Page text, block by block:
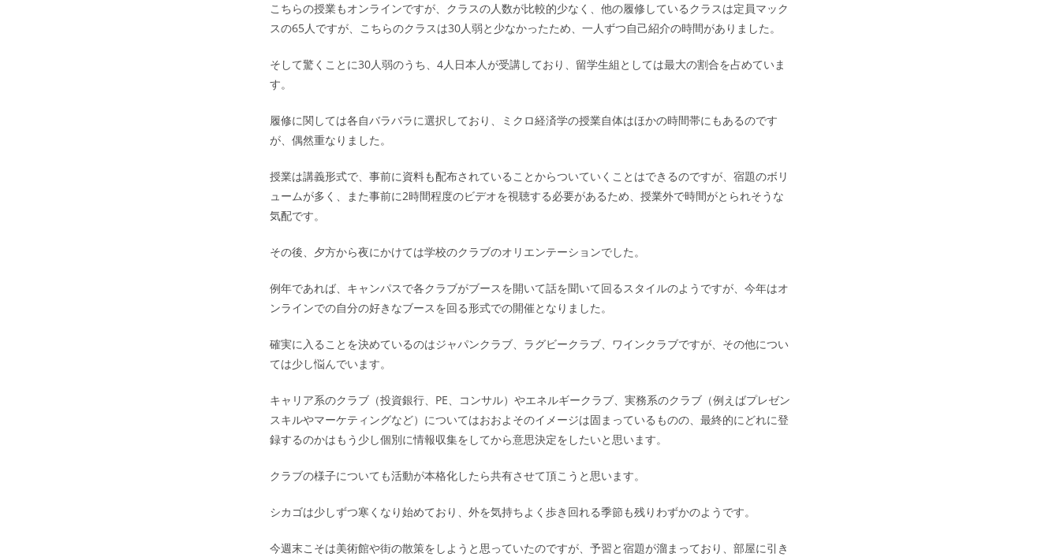
こちらの授業もオンラインですが、クラスの人数が比較的少なく、他の履修しているクラスは定員マック
スの65人ですが、こちらのクラスは30人弱と少なかったため、一人ずつ自己紹介の時間がありました。
そして驚くことに30人弱のうち、4人日本人が受講しており、留学生組としては最大の割合を占めていま
す。
履修に関しては各自バラバラに選択しており、ミクロ経済学の授業自体はほかの時間帯にもあるのです
が、偶然重なりました。
授業は講義形式で、事前に資料も配布されていることからついていくことはできるのですが、宿題のボリ
ュームが多く、また事前に2時間程度のビデオを視聴する必要があるため、授業外で時間がとられそうな
気配です。
その後、夕方から夜にかけては学校のクラブのオリエンテーションでした。
例年であれば、キャンパスで各クラブがブースを開いて話を聞いて回るスタイルのようですが、今年はオ
ンラインでの自分の好きなブースを回る形式での開催となりました。
確実に入ることを決めているのはジャパンクラブ、ラグビークラブ、ワインクラブですが、その他につい
ては少し悩んでいます。
キャリア系のクラブ（投資銀行、PE、コンサル）やエネルギークラブ、実務系のクラブ（例えばプレゼン
スキルやマーケティングなど）についてはおおよそのイメージは固まっているものの、最終的にどれに登
録するのかはもう少し個別に情報収集をしてから意思決定をしたいと思います。
クラブの様子についても活動が本格化したら共有させて頂こうと思います。
シカゴは少しずつ寒くなり始めており、外を気持ちよく歩き回れる季節も残りわずかのようです。
今週末こそは美術館や街の散策をしようと思っていたのですが、予習と宿題が溜まっており、部屋に引き